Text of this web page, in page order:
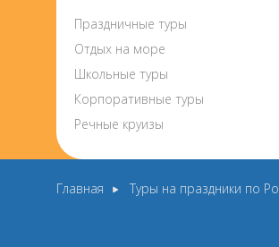
Праздничные туры
Отдых на море
Школьные туры
Корпоративные туры
Речные круизы
Главная Туры на праздники по